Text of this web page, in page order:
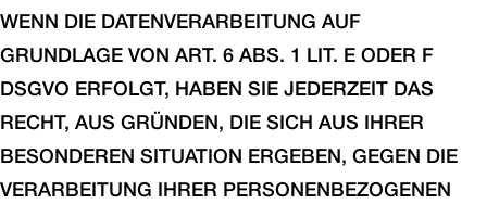
WENN DIE DATENVERARBEITUNG AUF
GRUNDLAGE VON ART. 6 ABS. 1 LIT. E ODER F
DSGVO ERFOLGT, HABEN SIE JEDERZEIT DAS
RECHT, AUS GRÜNDEN, DIE SICH AUS IHRER
BESONDEREN SITUATION ERGEBEN, GEGEN DIE
VERARBEITUNG IHRER PERSONENBEZOGENEN